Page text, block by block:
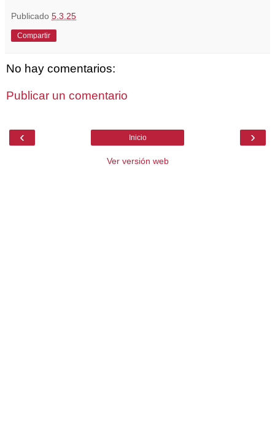
Publicado 5.3.25
Compartir
No hay comentarios:
Publicar un comentario
‹ ›
Inicio
Ver versión web